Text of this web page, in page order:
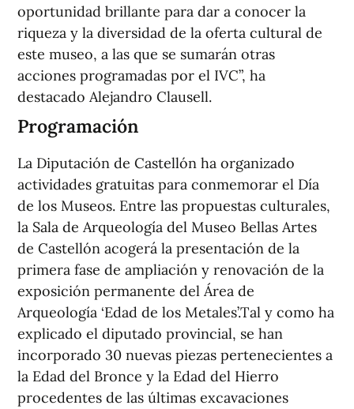
oportunidad brillante para dar a conocer la
riqueza y la diversidad de la oferta cultural de
este museo, a las que se sumarán otras
acciones programadas por el IVC”, ha
destacado Alejandro Clausell.
Programación
La Diputación de Castellón ha organizado
actividades gratuitas para conmemorar el Día
de los Museos. Entre las propuestas culturales,
la Sala de Arqueología del Museo Bellas Artes
de Castellón acogerá la presentación de la
primera fase de ampliación y renovación de la
exposición permanente del Área de
Arqueología ‘Edad de los Metales’.Tal y como ha
explicado el diputado provincial, se han
incorporado 30 nuevas piezas pertenecientes a
la Edad del Bronce y la Edad del Hierro
procedentes de las últimas excavaciones